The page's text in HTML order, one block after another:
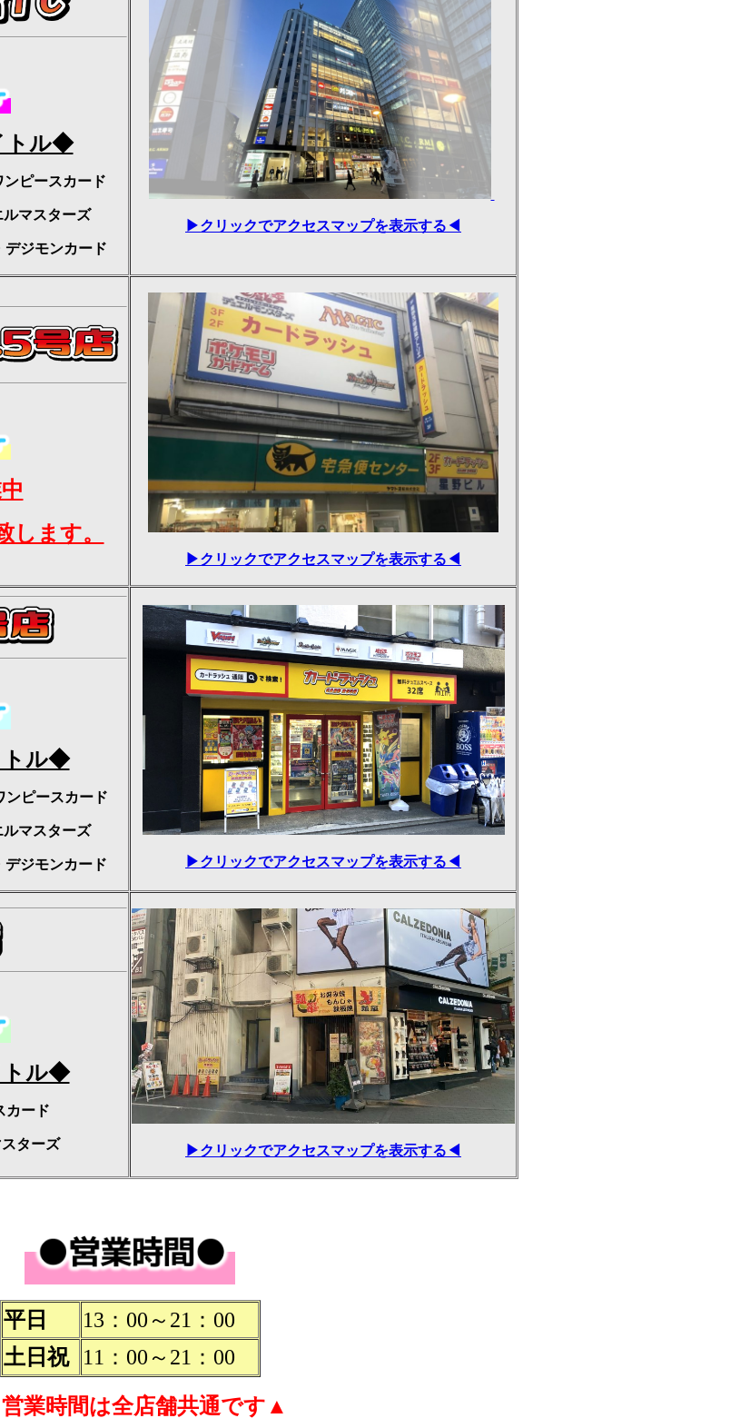
トル◆
ピースカード
ルマスターズ
デジモンカード
▶クリックでアクセスマップを表示する◀
ます。
▶クリックでアクセスマップを表示する◀
トル◆
ンピースカード
ルマスターズ
デジモンカード ▶クリックでアクセスマップを表示する◀
トル◆
カード
ターズ ▶クリックでアクセスマップを表示する◀
平日
13：00～21：00
土日祝
11：00～21：00
業時間は全店舗共通です▲